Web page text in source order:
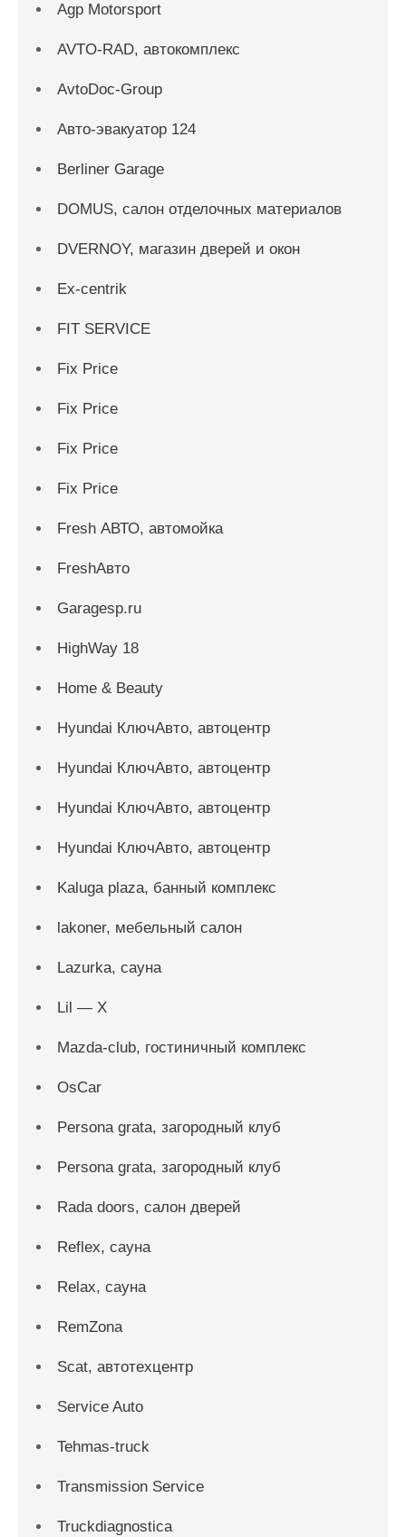
Agp Motorsport
AVTO-RAD, автокомплекс
AvtoDoc-Group
Aвто-эвакуатор 124
Berliner Garage
DOMUS, салон отделочных материалов
DVERNOY, магазин дверей и окон
Ex-centrik
FIT SERVICE
Fix Price
Fix Price
Fix Price
Fix Price
Fresh АВТО, автомойка
FreshАвто
Garagesp.ru
HighWay 18
Home & Beauty
Hyundai КлючАвто, автоцентр
Hyundai КлючАвто, автоцентр
Hyundai КлючАвто, автоцентр
Hyundai КлючАвто, автоцентр
Kaluga plaza, банный комплекс
lakoner, мебельный салон
Lazurka, сауна
Lil — X
Mazda-club, гостиничный комплекс
OsCar
Persona grata, загородный клуб
Persona grata, загородный клуб
Rada doors, салон дверей
Reflex, сауна
Relax, сауна
RemZona
Scat, автотехцентр
Service Auto
Tehmas-truck
Transmission Service
Truckdiagnostica